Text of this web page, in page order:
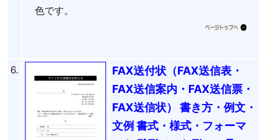
色です。
6.
FAX送付状（FAX送信表・
FAX送信案内・FAX送信票・
FAX送信状） 書き方・例文・
文例 書式・様式・フォーマ